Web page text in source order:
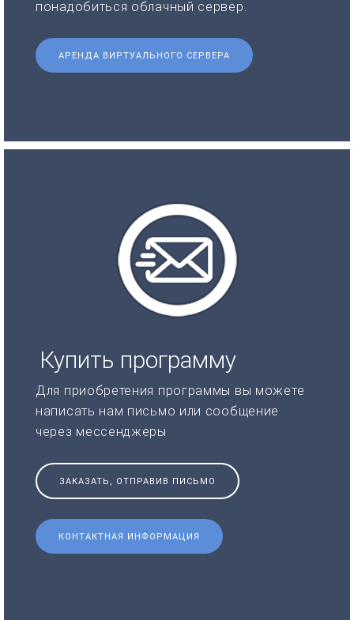
понадобиться облачный сервер.
АРЕНДА ВИРТУАЛЬНОГО СЕРВЕРА
Купить программу
Для приобретения программы вы можете
написать нам письмо или сообщение
через мессенджеры
ЗАКАЗАТЬ, ОТПРАВИВ ПИСЬМО
КОНТАКТНАЯ ИНФОРМАЦИЯ